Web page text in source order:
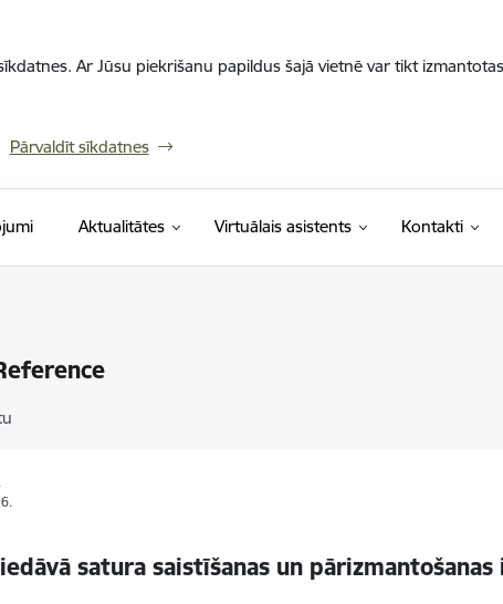
Ar Jūsu piekrišanu papildus šajā vietnē var tikt
Pārvaldīt sīkdatnes
Aktualitātes Virtuālais asistents Kontakti
satura saistīšanas un pārizmantošanas